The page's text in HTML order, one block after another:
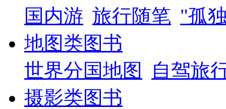
国内游 旅行随笔 "孤
地图类图书
世界分国地图
自驾旅
摄影类图书